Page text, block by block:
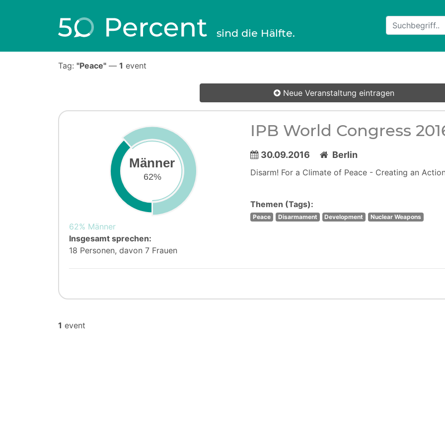
sind die Hälfte.
Tag: "Peace" — 1 event
Neue Veranstaltung eintragen
Männer
62%
62% Männer
Insgesamt sprechen:
18 Personen, davon 7 Frauen
IPB World Congress
30.09.2016 Berlin
Disarm! For a Climate of Peace - Creating an
Themen (Tags):
Peace Disarmament Development Nuclear Weapons
1 event